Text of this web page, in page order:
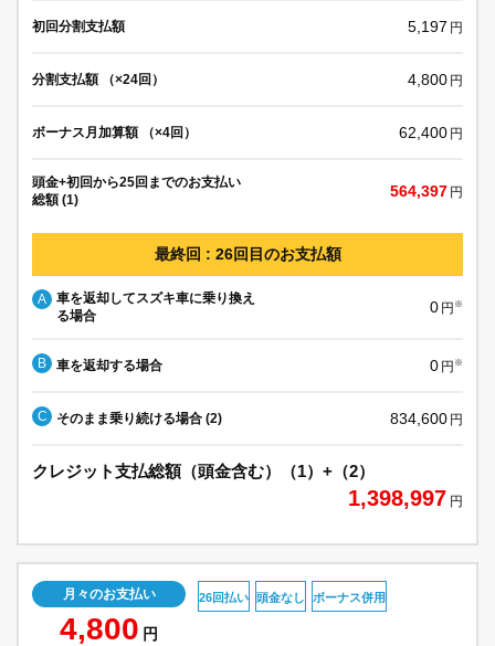
初回分割支払額 5,197 円
分割支払額 （×24回） 4,800 円
ボーナス月加算額 （×4回） 62,400 円
頭金+初回から25回までのお支払い
総額 (1)
564,397 円
最終回 : 26回目のお支払額
A
車を返却してスズキ車に乗り換え
る場合
0 円 ※
B 車を返却する場合 0 円 ※
C そのまま乗り続ける場合 (2) 834,600 円
クレジット支払総額（頭金含む）（1）+（2）
1,398,997 円
月々のお支払い
4,800 円
26回払い 頭金なし ボーナス併用